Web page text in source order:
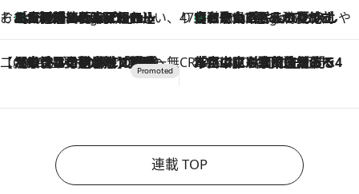
そおだよおこの関西おいしい、おやつ紀行
3 Hours Ago
［大阪府箕面市］一皿一皿目の前で仕上げられる、料理を巧みに組み込んだアシェットデセールコース「ミチル アシェット デセール（Michiru assiette dessert）」 47都道府県の手みやげ ひんやりスイーツで夏を満喫
3 Hours Ago
【和歌山県】この夏絶対食べたい 冷やしておいしいおやつ3選 みかんがごろっと丸ごと入ったジュレ
【CREA×星野リゾート】唯一無二。癒しと発見が待つ場所へ
2026.8.7
【トンボの足水浴】ヒノキの香りに包まれて涼感マックス！約13℃の湧水かけ流しを避暑地「星野温泉 トンボの湯」で体験 CREA'S CHOICE
2026.8.7
「立川にも歌舞伎があるんだよ」 片岡仁左衛門・市川中車ら豪華座組みで4年目の立川立飛歌舞伎へ
連載 TOP